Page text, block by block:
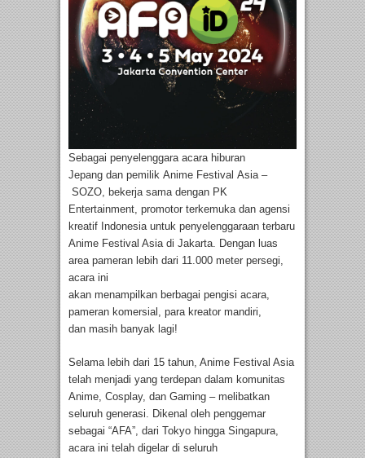
Sebagai penyelenggara acara hiburan
Jepang dan pemilik Anime Festival Asia –
SOZO, bekerja sama dengan PK
Entertainment, promotor terkemuka dan agensi
kreatif Indonesia untuk penyelenggaraan terbaru
Anime Festival Asia di Jakarta. Dengan luas
area pameran lebih dari 11.000 meter persegi,
acara ini
akan menampilkan berbagai pengisi acara,
pameran komersial, para kreator mandiri,
dan masih banyak lagi!
Selama lebih dari 15 tahun, Anime Festival Asia
telah menjadi yang terdepan dalam komunitas
Anime, Cosplay, dan Gaming – melibatkan
seluruh generasi. Dikenal oleh penggemar
sebagai “AFA”, dari Tokyo hingga Singapura,
acara ini telah digelar di seluruh